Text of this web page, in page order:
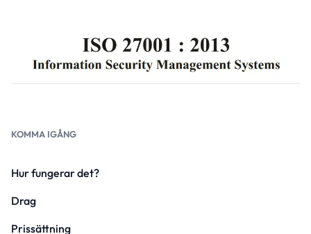
KOMMA IGÅNG
Hur fungerar det?
Drag
Prissättning